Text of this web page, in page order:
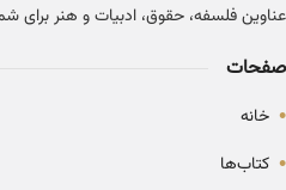
عناوین فلسفه، حقوق، ادبیات و هنر برای
صفحات
• خانه
• کتاب‌ها